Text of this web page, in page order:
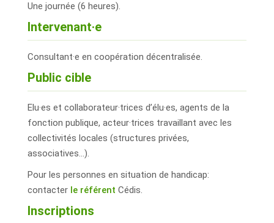
Une journée (6 heures).
Intervenant·e
Consultant·e en coopération décentralisée.
Public cible
Elu·es et collaborateur·trices d’élu·es, agents de la
fonction publique, acteur·trices travaillant avec les
collectivités locales (structures privées,
associatives…).
Pour les personnes en situation de handicap:
contacter le référent Cédis.
Inscriptions